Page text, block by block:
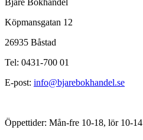
Bjäre Bokhandel
Köpmansgatan 12
26935 Båstad
Tel: 0431-700 01
E-post: info@bjarebokhandel.se
Öppettider: Mån-fre 10-18, lör 10-14